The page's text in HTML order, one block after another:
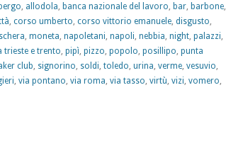
, allodola, banca nazionale del lavoro, bar, barbone,
, corso umberto, corso vittorio emanuele, disgusto,
, moneta, napoletani, napoli, nebbia, night, palazzi,
trieste e trento, pipì, pizzo, popolo, posillipo, punta
club, signorino, soldi, toledo, urina, verme, vesuvio,
, via pontano, via roma, via tasso, virtù, vizi, vomero,